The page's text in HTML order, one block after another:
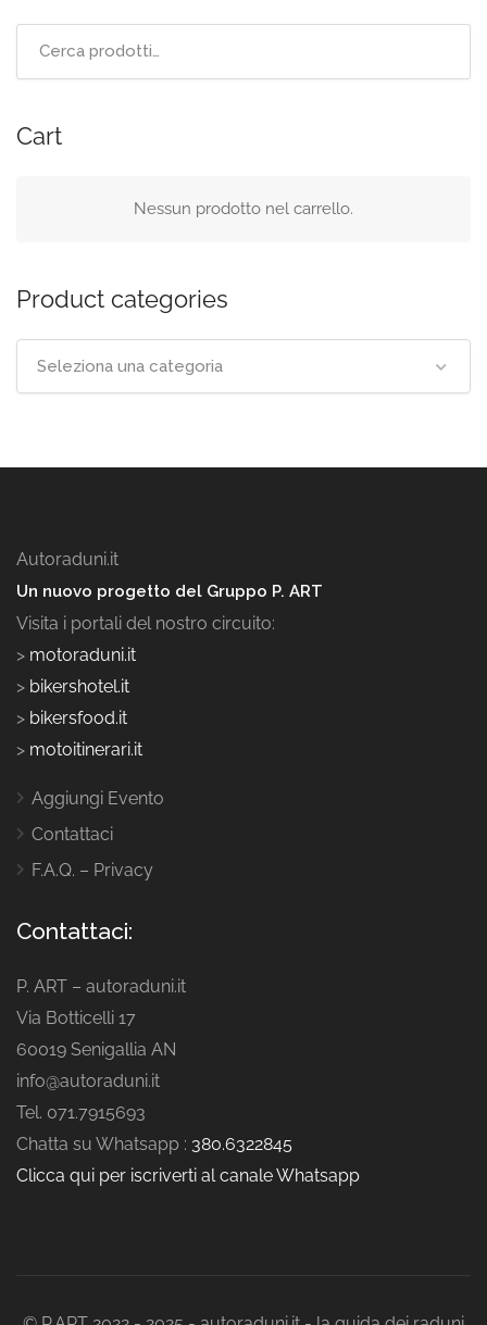
Cart
Nessun prodotto nel carrello.
Product categories
Seleziona una categoria
Autoraduni.it
Un nuovo progetto del Gruppo P. ART
Visita i portali del nostro circuito:
> motoraduni.it
> bikershotel.it
> bikersfood.it
> motoitinerari.it
Aggiungi Evento
Contattaci
F.A.Q. – Privacy
Contattaci:
P. ART – autoraduni.it
Via Botticelli 17
60019 Senigallia AN
info@autoraduni.it
Tel. 071.7915693
Chatta su Whatsapp : 380.6322845
Clicca qui per iscriverti al canale Whatsapp